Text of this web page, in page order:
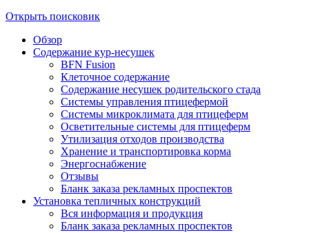
Открыть поисковик
Обзор
Содержание кур-несушек
BFN Fusion
Клеточное содержание
Содержание несушек родительского стада
Системы управления птицефермой
Системы микроклимата для птицеферм
Осветительные системы для птицеферм
Утилизация отходов производства
Хранение и транспортировка корма
Энергоснабжение
Отзывы
Бланк заказа рекламных проспектов
Установка тепличных конструкций
Вся информация и продукция
Бланк заказа рекламных проспектов